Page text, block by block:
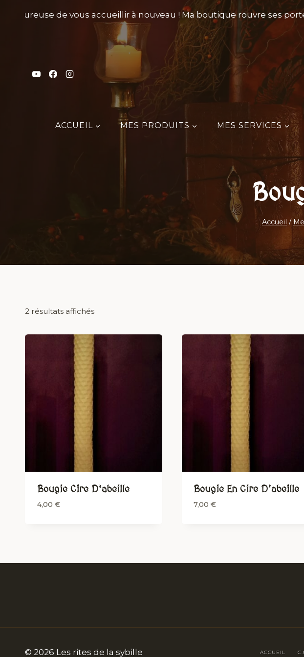
heureuse de vous accueillir à nouveau ! Ma boutique rouvre ses
ACCUEIL MES PRODUITS MES SERVICES
Accueil /
2 résultats affichés
Bougie Cire D’abeille
4,00 €
Bougie En Cire D’abeille
7,00 €
© 2026 Les rites de la sybille ACCUEIL